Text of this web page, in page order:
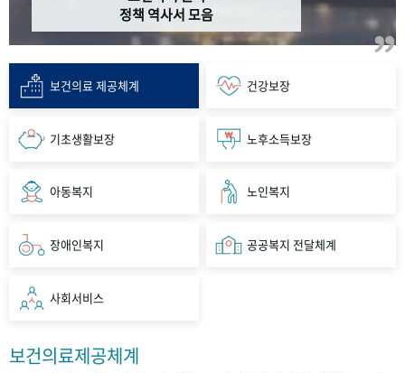
정책 역사서 모음
보건의료 제공체계 건강보장
기초생활보장 노후소득보장
아동복지 노인복지
장애인복지 공공복지 전달체계
사회서비스
보건의료제공체계